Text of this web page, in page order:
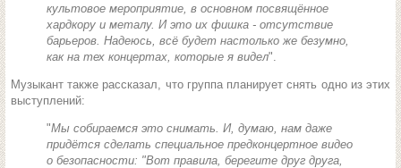
культовое мероприятие, в основном посвящённое
хардкору и металу. И это их фишка - отсутствие
барьеров. Надеюсь, всё будет настолько же безумно,
как на тех концертах, которые я видел".
Музыкант также рассказал, что группа планирует снять одно из этих
выступлений:
"Мы собираемся это снимать. И, думаю, нам даже
придётся сделать специальное предконцертное видео
о безопасности: "Вот правила, берегите друг друга,